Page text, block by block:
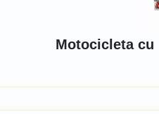
Motocicleta cu